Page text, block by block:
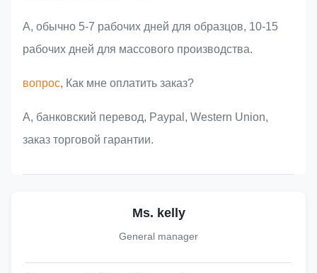
А, обычно 5-7 рабочих дней для образцов, 10-15
рабочих дней для массового производства.
вопрос, Как мне оплатить заказ?
A, банковский перевод, Paypal, Western Union,
заказ торговой гарантии.
Ms. kelly
General manager